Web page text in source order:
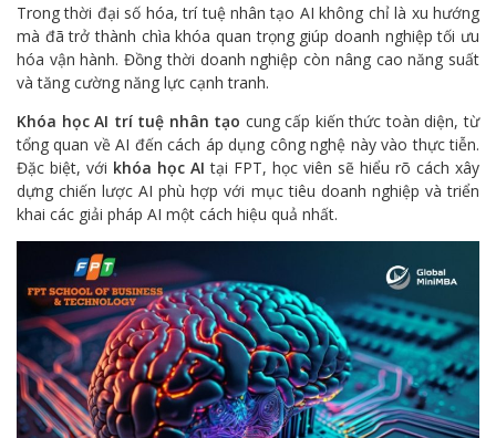
Trong thời đại số hóa, trí tuệ nhân tạo AI không chỉ là xu hướng
mà đã trở thành chìa khóa quan trọng giúp doanh nghiệp tối ưu
hóa vận hành. Đồng thời doanh nghiệp còn nâng cao năng suất
và tăng cường năng lực cạnh tranh.
Khóa học AI trí tuệ nhân tạo cung cấp kiến thức toàn diện, từ
tổng quan về AI đến cách áp dụng công nghệ này vào thực tiễn.
Đặc biệt, với khóa học AItại FPT, học viên sẽ hiểu rõ cách xây
dựng chiến lược AI phù hợp với mục tiêu doanh nghiệp và triển
khai các giải pháp AI một cách hiệu quả nhất.